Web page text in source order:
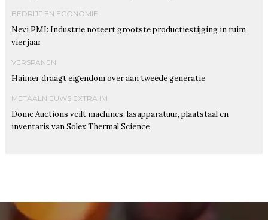
BEDRIJF EN ECONOMIE
Nevi PMI: Industrie noteert grootste productiestijging in ruim
vier jaar
VERSPANEN
Haimer draagt eigendom over aan tweede generatie
METAALNIEUWS EXTRA IM
Dome Auctions veilt machines, lasapparatuur, plaatstaal en
inventaris van Solex Thermal Science